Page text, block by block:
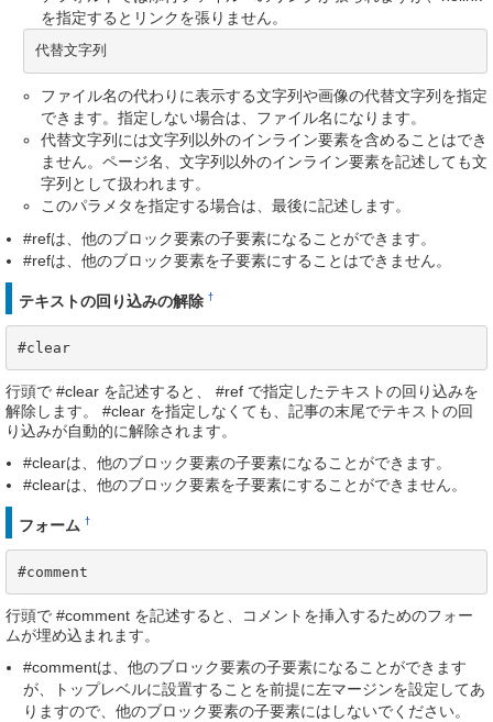
を指定するとリンクを張りません。
代替文字列
ファイル名の代わりに表示する文字列や画像の代替文字列を指定
できます。指定しない場合は、ファイル名になります。
代替文字列には文字列以外のインライン要素を含めることはでき
ません。ページ名、文字列以外のインライン要素を記述しても文
字列として扱われます。
このパラメタを指定する場合は、最後に記述します。
#refは、他のブロック要素の子要素になることができます。
#refは、他のブロック要素を子要素にすることはできません。
テキストの回り込みの解除 †
#clear
行頭で #clear を記述すると、 #ref で指定したテキストの回り込みを
解除します。 #clear を指定しなくても、記事の末尾でテキストの回
り込みが自動的に解除されます。
#clearは、他のブロック要素の子要素になることができます。
#clearは、他のブロック要素を子要素にすることができません。
フォーム †
#comment
行頭で #comment を記述すると、コメントを挿入するためのフォー
ムが埋め込まれます。
#commentは、他のブロック要素の子要素になることができます
が、トップレベルに設置することを前提に左マージンを設定してあ
りますので、他のブロック要素の子要素にはしないでください。